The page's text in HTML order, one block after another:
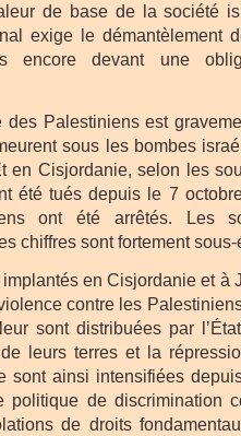
de base de la société
exige le démantèlement
encore devant une
des Palestiniens est
sous les bombes
en Cisjordanie, selon les
été tués depuis le 7
ont été arrêtés. Les
chiffres sont fortement
en Cisjordanie et à
contre les
sont distribuées par
leurs terres et la
sont ainsi intensifiées
politique de discrimination
de droits